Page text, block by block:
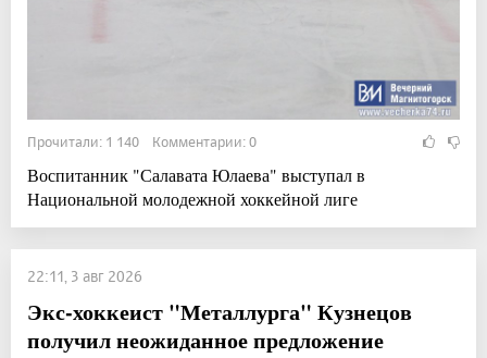
Прочитали: 1 140 Комментарии: 0
Воспитанник "Салавата Юлаева" выступал в
Национальной молодежной хоккейной лиге
22:11, 3 авг 2026
Экс-хоккеист "Металлурга" Кузнецов
получил неожиданное предложение